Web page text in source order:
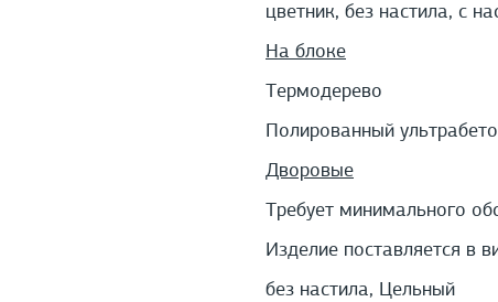
цветник, без настила, с
На блоке
Термодерево
Полированный
Дворовые
Требует минимального
Изделие поставляется в
без настила, Цельный